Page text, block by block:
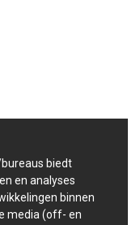
biedt
en analyses
binnen
media (off- en